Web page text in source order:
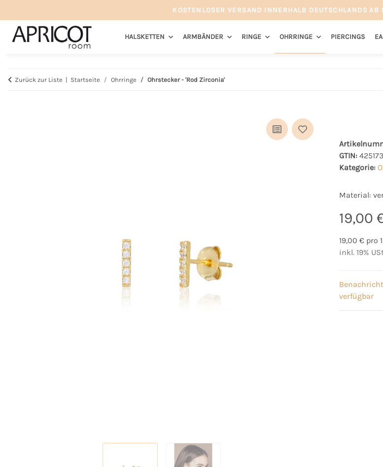
KOSTENLOSER VERSAND INNERHALB DEUTSCHLANDS
HALSKETTEN ARMBÄNDER RINGE OHRRINGE PIERCINGS
Zurück zur Liste Startseite Ohrringe Ohrstecker - 'Rod Zirconia'
GTIN:
Kategorie:
Material:
19,00
19,00 € pro
inkl. 19%
verfügbar